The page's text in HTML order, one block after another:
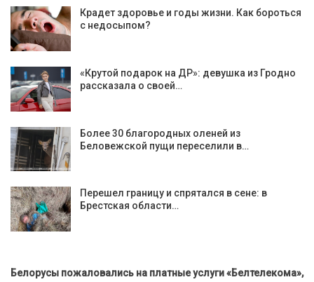
Крадет здоровье и годы жизни. Как бороться
с недосыпом?
«Крутой подарок на ДР»: девушка из Гродно
рассказала о своей…
Более 30 благородных оленей из
Беловежской пущи переселили в…
Перешел границу и спрятался в сене: в
Брестская области…
Белорусы пожаловались на платные услуги «Белтелекома»,